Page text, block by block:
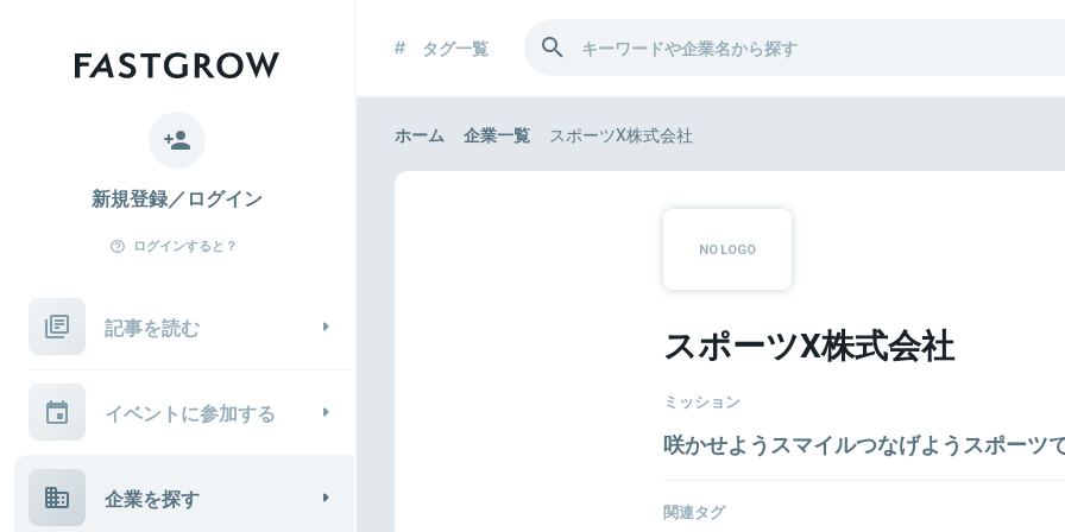
新規登録／ログイン
ログインすると？
記事を読む
イベントに参加する
企業を探す
タグ一覧
ホーム 企業一覧 スポーツX株式会社
スポーツX株式会社
ミッション
咲かせようスマイルつなげようスポーツ
関連タグ